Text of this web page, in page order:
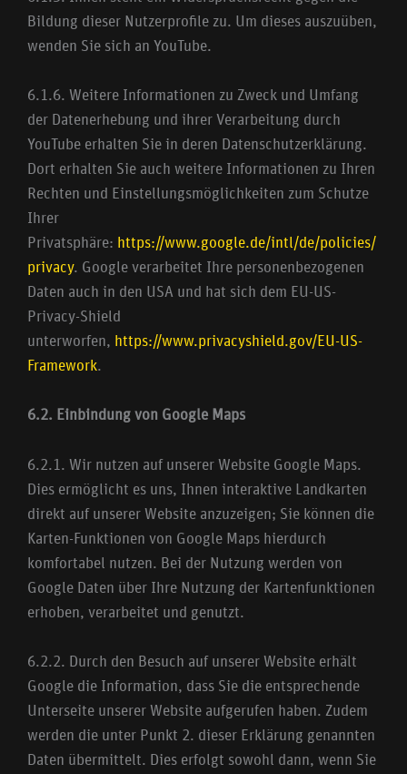
Bildung dieser Nutzerprofile zu. Um dieses auszuüben,
wenden Sie sich an YouTube.
6.1.6. Weitere Informationen zu Zweck und Umfang
der Datenerhebung und ihrer Verarbeitung durch
YouTube erhalten Sie in deren Datenschutzerklärung.
Dort erhalten Sie auch weitere Informationen zu Ihren
Rechten und Einstellungsmöglichkeiten zum Schutze
Ihrer
Privatsphäre: https://www.google.de/intl/de/policies/
privacy. Google verarbeitet Ihre personenbezogenen
Daten auch in den USA und hat sich dem EU-US-
Privacy-Shield
unterworfen, https://www.privacyshield.gov/EU-US-
Framework.
6.2. Einbindung von Google Maps
6.2.1. Wir nutzen auf unserer Website Google Maps.
Dies ermöglicht es uns, Ihnen interaktive Landkarten
direkt auf unserer Website anzuzeigen; Sie können die
Karten-Funktionen von Google Maps hierdurch
komfortabel nutzen. Bei der Nutzung werden von
Google Daten über Ihre Nutzung der Kartenfunktionen
erhoben, verarbeitet und genutzt.
6.2.2. Durch den Besuch auf unserer Website erhält
Google die Information, dass Sie die entsprechende
Unterseite unserer Website aufgerufen haben. Zudem
werden die unter Punkt 2. dieser Erklärung genannten
Daten übermittelt. Dies erfolgt sowohl dann, wenn Sie